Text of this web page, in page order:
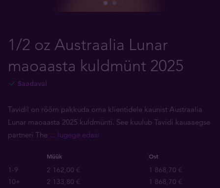
1/2 oz Austraalia Lunar
maoaasta kuldmünt 2025
Saadaval
Tavidil on rõõm pakkuda oma klientidele kaunist Austraalia
Lunar maoaasta 2025 kuldmünti. See kuulub Tavidi kauaaegse
partneri The ... lugege edasi
Müük Ost
1-9 2 162,00 €
1 868,70 €
10+
2 133,80 € 1 868,70 €